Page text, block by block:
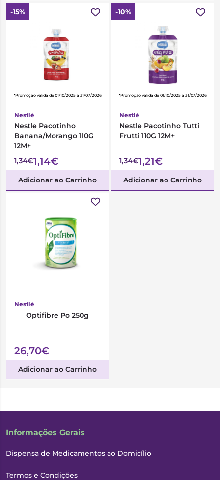
-15%
*Promoção válida de 01/10/2025 a 31/07/2026
Nestlé
Nestle Pacotinho
Banana/Morango 110G
12M+
1,34€1,14€
Adicionar ao Carrinho
-10%
*Promoção válida de 01/10/2025 a 31/07/2026
Nestlé
Nestle Pacotinho Tutti
Frutti 110G 12M+
1,34€1,21€
Adicionar ao Carrinho
Nestlé
Optifibre Po 250g
26,70€
Adicionar ao Carrinho
Informações Gerais
Dispensa de Medicamentos ao Domicílio
Termos e Condições